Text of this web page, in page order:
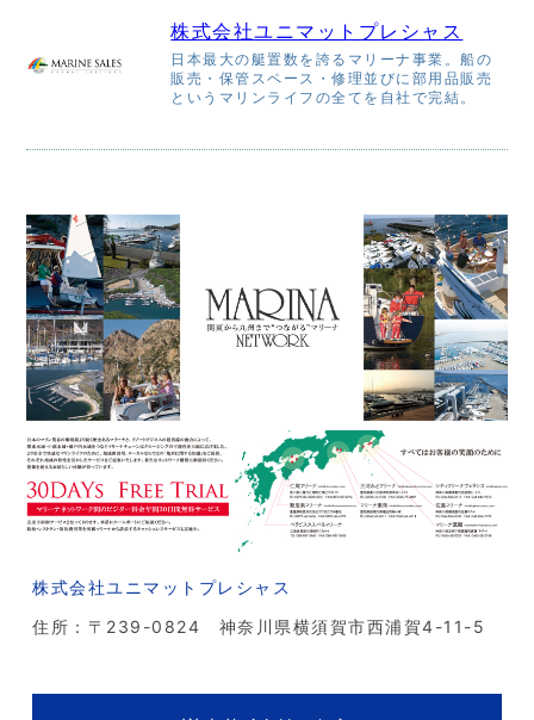
株式会社ユニマットプレシャス
日本最大の艇置数を誇るマリーナ事業。船の
販売・保管スペース・修理並びに部用品販売
というマリンライフの全てを自社で完結。
株式会社ユニマットプレシャス
住所：〒239-0824 神奈川県横須賀市西浦賀4-11-5